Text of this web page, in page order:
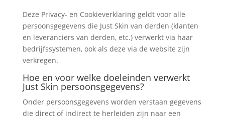
Deze Privacy- en Cookieverklaring geldt voor alle
persoonsgegevens die Just Skin van derden (klanten
en leveranciers van derden, etc.) verwerkt via haar
bedrijfssystemen, ook als deze via de website zijn
verkregen.
Hoe en voor welke doeleinden verwerkt
Just Skin persoonsgegevens?
Onder persoonsgegevens worden verstaan gegevens
die direct of indirect te herleiden zijn naar een